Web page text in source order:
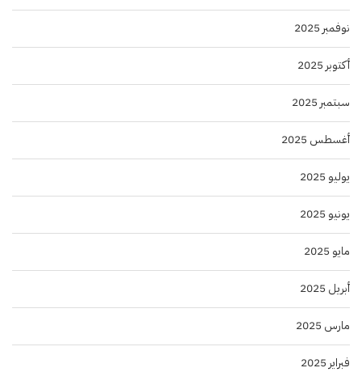
نوفمبر 2025
أكتوبر 2025
سبتمبر 2025
أغسطس 2025
يوليو 2025
يونيو 2025
مايو 2025
أبريل 2025
مارس 2025
فبراير 2025